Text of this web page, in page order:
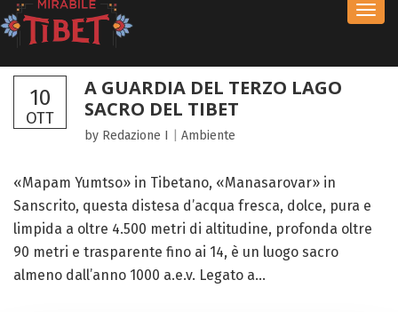
10
OTT
A GUARDIA DEL TERZO LAGO
SACRO DEL TIBET
by Redazione I Ambiente
«Mapam Yumtso» in Tibetano, «Manasarovar» in
Sanscrito, questa distesa d’acqua fresca, dolce, pura e
limpida a oltre 4.500 metri di altitudine, profonda oltre
90 metri e trasparente fino ai 14, è un luogo sacro
almeno dall’anno 1000 a.e.v. Legato a...